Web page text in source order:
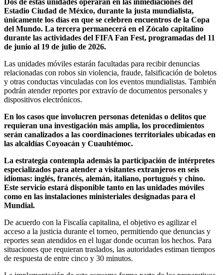
Estadio Ciudad de México, durante la justa mundialista,
únicamente los días en que se celebren encuentros de la Copa
del Mundo. La tercera permanecerá en el Zócalo capitalino
durante las actividades del FIFA Fan Fest, programadas del 11
de junio al 19 de julio de 2026.
Las unidades móviles estarán facultadas para recibir denuncias
relacionadas con robos sin violencia, fraude, falsificación de boletos
y otras conductas vinculadas con los eventos mundialistas. También
podrán atender reportes por extravío de documentos personales y
dispositivos electrónicos.
En los casos que involucren personas detenidas o delitos que
requieran una investigación más amplia, los procedimientos
serán canalizados a las coordinaciones territoriales ubicadas en
las alcaldías Coyoacán y Cuauhtémoc.
La estrategia contempla además la participación de intérpretes
especializados para atender a visitantes extranjeros en seis
idiomas: inglés, francés, alemán, italiano, portugués y chino.
Este servicio estará disponible tanto en las unidades móviles
como en las instalaciones ministeriales designadas para el
Mundial.
De acuerdo con la Fiscalía capitalina, el objetivo es agilizar el
acceso a la justicia durante el torneo, permitiendo que denuncias y
reportes sean atendidos en el lugar donde ocurran los hechos. Para
situaciones que requieran traslados, las autoridades estiman tiempos
de respuesta de entre cinco y 30 minutos.